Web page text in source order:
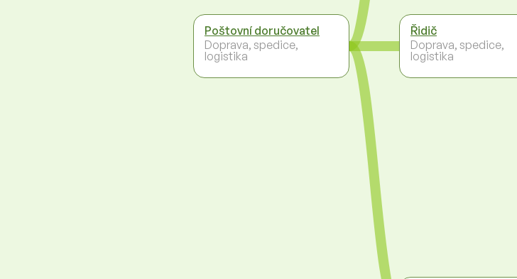
Poštovní doručovatel
Doprava, spedice,
logistika
Řidič
Doprava, spedice,
logistika